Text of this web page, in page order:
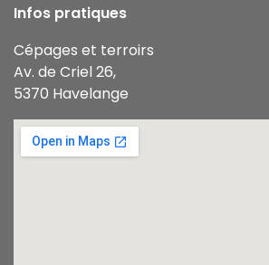
Infos pratiques
Cépages et terroirs
Av. de Criel 26,
5370 Havelange